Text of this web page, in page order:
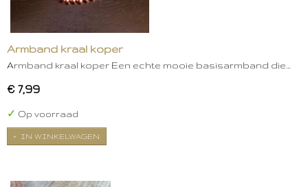
Armband kraal koper
Armband kraal koper Een echte mooie basisarmband die…
€ 7,99
✓ Op voorraad
IN WINKELWAGEN